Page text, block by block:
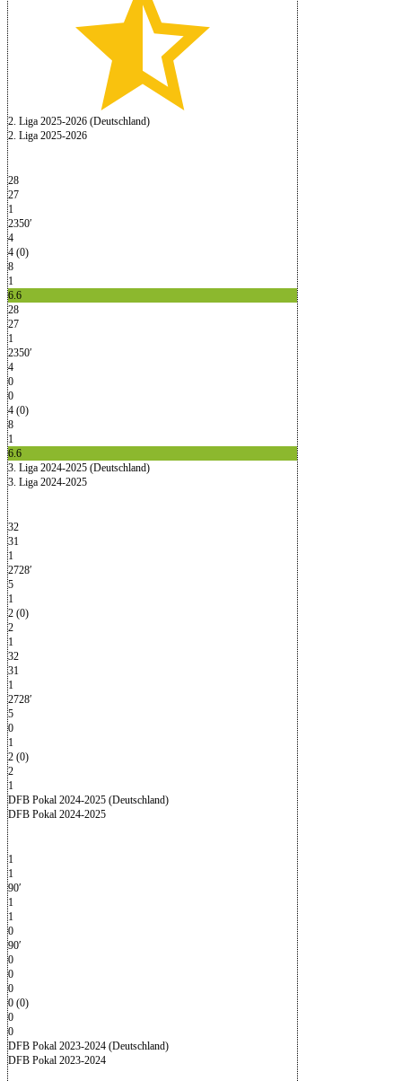
2. Liga 2025-2026 (Deutschland)
2. Liga 2025-2026
28
27
1
2350′
4
4 (0)
8
1
6.6
28
27
1
2350′
4
0
0
4 (0)
8
1
6.6
3. Liga 2024-2025 (Deutschland)
3. Liga 2024-2025
32
31
1
2728′
5
1
2 (0)
2
1
32
31
1
2728′
5
0
1
2 (0)
2
1
DFB Pokal 2024-2025 (Deutschland)
DFB Pokal 2024-2025
1
1
90′
1
1
0
90′
0
0
0
0 (0)
0
0
DFB Pokal 2023-2024 (Deutschland)
DFB Pokal 2023-2024